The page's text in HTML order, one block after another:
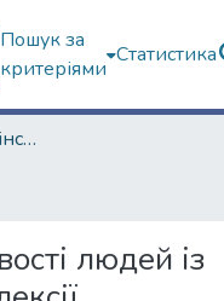
Пошук за
критеріями
Статистика
Навчально-науковий інститут «Українська інженерно-педагогічна академія»
людей із